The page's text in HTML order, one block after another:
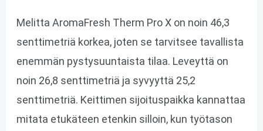
Melitta AromaFresh Therm Pro X on noin 46,3
senttimetriä korkea, joten se tarvitsee tavallista
enemmän pystysuuntaista tilaa. Leveyttä on
noin 26,8 senttimetriä ja syvyyttä 25,2
senttimetriä. Keittimen sijoituspaikka kannattaa
mitata etukäteen etenkin silloin, kun työtason